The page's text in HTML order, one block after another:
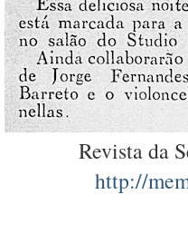
Revista da
http://